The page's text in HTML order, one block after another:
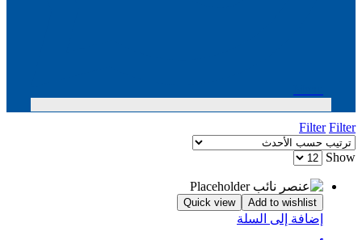
Filter Filter
Show
Add to wishlist
Quick view
إضافة إلى السلة